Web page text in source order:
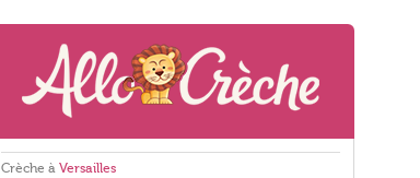
Crèche à Versailles